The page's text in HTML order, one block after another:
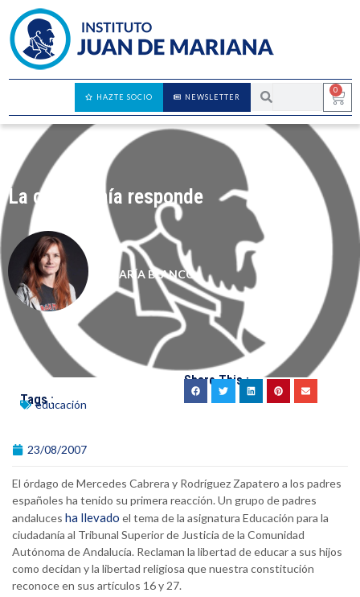
0
NEWSLETTER
HAZTE SOCIO
La ciudadanía responde
MARÍA BLANCO
Tags :educación
Share This :
23/08/2007
El órdago de Mercedes Cabrera y Rodríguez Zapatero a los padres
españoles ha tenido su primera reacción. Un grupo de padres
andaluces ha llevado el tema de la asignatura Educación para la
ciudadanía al Tribunal Superior de Justicia de la Comunidad
Autónoma de Andalucía. Reclaman la libertad de educar a sus hijos
como decidan y la libertad religiosa que nuestra constitución
reconoce en sus artículos 16 y 27.